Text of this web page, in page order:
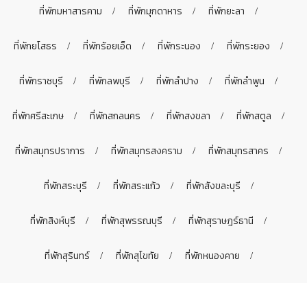
ที่พักมหาสารคาม ที่พักมุกดาหาร ที่พักยะลา
ที่พักยโสธร ที่พักร้อยเอ็ด ที่พักระนอง ที่พักระยอง
ที่พักราชบุรี ที่พักลพบุรี ที่พักลำปาง ที่พักลำพูน
ที่พักศรีสะเกษ ที่พักสกลนคร ที่พักสงขลา ที่พักสตูล
ที่พักสมุทรปราการ ที่พักสมุทรสงคราม ที่พักสมุทรสาคร
ที่พักสระบุรี ที่พักสระแก้ว ที่พักสังขละบุรี
ที่พักสิงห์บุรี ที่พักสุพรรณบุรี ที่พักสุราษฎร์ธานี
ที่พักสุรินทร์ ที่พักสุโขทัย ที่พักหนองคาย